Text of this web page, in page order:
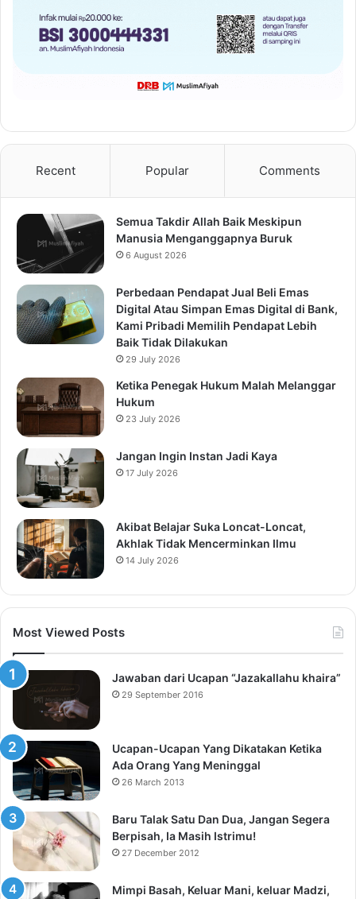
Recent Popular Comments
Semua Takdir Allah Baik Meskipun
Manusia Menganggapnya Buruk
6 August 2026
Perbedaan Pendapat Jual Beli Emas
Digital Atau Simpan Emas Digital di Bank,
Kami Pribadi Memilih Pendapat Lebih
Baik Tidak Dilakukan
29 July 2026
Ketika Penegak Hukum Malah Melanggar
Hukum
23 July 2026
Jangan Ingin Instan Jadi Kaya
17 July 2026
Akibat Belajar Suka Loncat-Loncat,
Akhlak Tidak Mencerminkan Ilmu
14 July 2026
Most Viewed Posts
Jawaban dari Ucapan “Jazakallahu khaira”
29 September 2016
Ucapan-Ucapan Yang Dikatakan Ketika
Ada Orang Yang Meninggal
26 March 2013
Baru Talak Satu Dan Dua, Jangan Segera
Berpisah, Ia Masih Istrimu!
27 December 2012
Mimpi Basah, Keluar Mani, keluar Madzi,